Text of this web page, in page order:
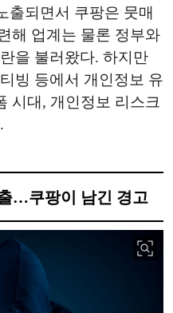
출되면서 쿠팡은 뭇매
해 업계는 물론 정부와
을 불러왔다. 하지만
빙 등에서 개인정보 유
시대, 개인정보 리스크
…쿠팡이 남긴 경고